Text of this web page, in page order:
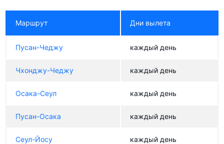
Маршрут Дни вылета
Пусан-Чеджу каждый день
Чхонджу-Чеджу каждый день
Осака-Сеул каждый день
Пусан-Осака каждый день
Сеул-Йосу каждый день